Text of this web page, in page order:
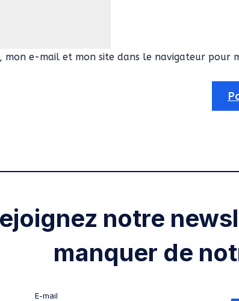
mon e-mail et mon site dans le navigateur pour
notre
manquer de
E-mail